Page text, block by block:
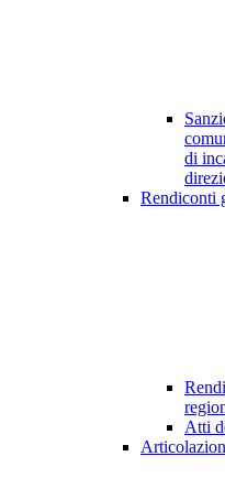
di
Rendiconti
Atti